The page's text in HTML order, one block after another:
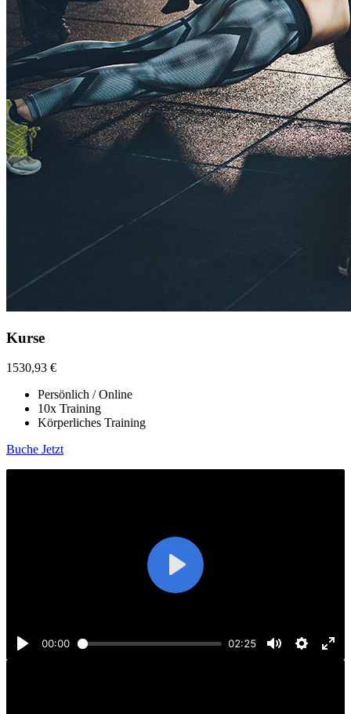
Kurse
1530,93 €
Persönlich / Online
10x Training
Körperliches Training
Buche Jetzt
00:00 02:25
Settings
Play